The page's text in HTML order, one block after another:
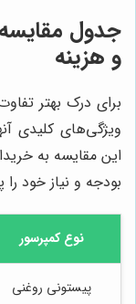
جدول
و هزینه
برای درک بهتر
ویژگی‌های کلیدی
این مقایسه به
بودجه و نیاز خود را
نوع کمپرسور
پیستونی روغنی